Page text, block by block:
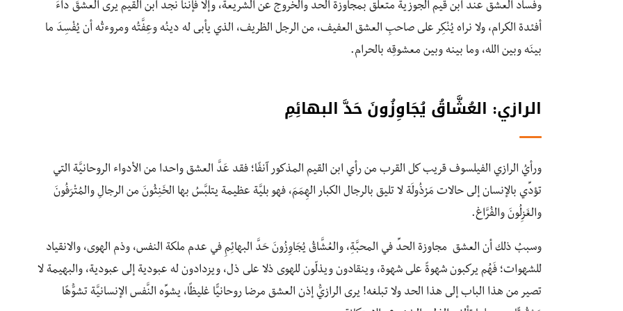
وفساد العشق عند ابن قيم الجوزية متعلِّق بمجاوزة الحد والخروج عن الشريعة، وإلا فإننا نجد ابن القيم يرى العشقَ داءَ
أفئدة الكرام، ولا نراه يُنْكِر على صاحبِ العشق العفيف، من الرجل الظريف، الذي يأبى له دينُه وعِفَّتُه ومروءتُه أن يُفْسِدَ ما
بينَه وبين الله، وما بينه وبين معشوقِه بالحرام.
الرازي: العُشَّاقُ يُجَاوِزُونَ حَدَّ البهائِمِ
ورأيُ الرازي الفيلسوف قريب كل القرب من رأي ابن القيم المذكور آنفًا؛ فقد عَدَّ العشق واحدا من الأدواء الروحانيَّة التي
تؤدِّي بالإنسان إلى حالات مَرْذُولَة لا تليق بالرجال الكبار الهِمَمَ، فهو بليَّة عظيمة يتلبَّسُ بها الخَنِثُونَ من الرجالِ والمُتْرَفُونَ
والغَزِلُونَ والفُرَّاغ.
وسببُ ذلك أن العشق مجاوزة الحدِّ في المحبَّةِ، والعُشَّاقُ يُجَاوِزُونَ حَدَّ البهائِمِ في عدم ملكة النفس، وذم الهوى، والانقياد
للشهوات؛ فَهُم يركبون شهوةً على شهوة، وينقادون ويذلّون للهوى ذلا على ذل، ويزدادون له عبودية إلى عبودية، والبهيمة لا
تصير من هذا الباب إلى هذا الحد ولا تبلغه! يرى الرازيُّ إذن العشق مرضا روحانيًّا غليظًا، يشوِّه النَّفس الإنسانيَّة تشوُّهًا